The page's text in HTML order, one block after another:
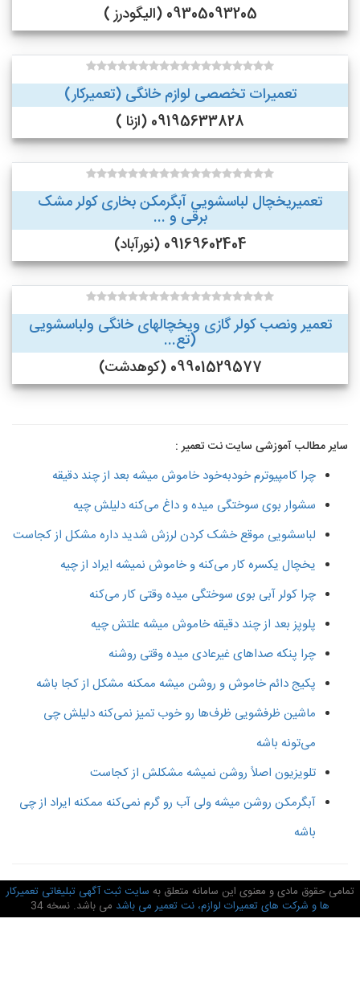
09305093205 (الیگودرز )
تعمیرات تخصصی لوازم خانگی (تعمیرکار)
09195633828 (ازنا )
تعمیریخچال لباسشویی آبگرمکن بخاری کولر مشک
برقی و ...
09169602404 (نورآباد)
تعمیر ونصب کولر گازی ویخچالهای خانگی ولباسشویی
(تع...
09901529577 (کوهدشت)
سایر مطالب آموزشی سایت نت تعمیر :
چرا کامپیوترم خودبه‌خود خاموش میشه بعد از چند دقیقه
سشوار بوی سوختگی میده و داغ می‌کنه دلیلش چیه
لباسشویی موقع خشک کردن لرزش شدید داره مشکل از کجاست
یخچال یکسره کار می‌کنه و خاموش نمیشه ایراد از چیه
چرا کولر آبی بوی سوختگی میده وقتی کار می‌کنه
پلوپز بعد از چند دقیقه خاموش میشه علتش چیه
چرا پنکه صداهای غیرعادی میده وقتی روشنه
پکیج دائم خاموش و روشن میشه ممکنه مشکل از کجا باشه
ماشین ظرفشویی ظرف‌ها رو خوب تمیز نمی‌کنه دلیلش چی
می‌تونه باشه
تلویزیون اصلاً روشن نمیشه مشکلش از کجاست
آبگرمکن روشن میشه ولی آب رو گرم نمی‌کنه ممکنه ایراد از چی
باشه
حقوق مادی و معنوی این سامانه متعلق به سایت ثبت آگهی تبلیغاتی تعمیرکار
ها و شرکت های تعمیرات لوازم، نت تعمیر می باشدمی باشد. نسخه 34